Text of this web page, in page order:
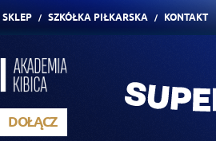
SKLEP SZKÓŁKA PIŁKARSKA KONTAKT
DOŁĄCZ